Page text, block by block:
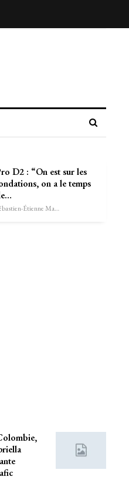
D2 : “On est sur les
on a le temps
Sébastien-Étienne Marechal